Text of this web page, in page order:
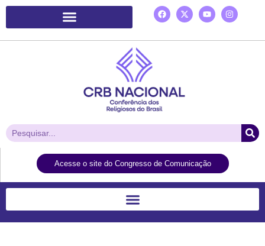
Acesse o site do Congresso de Comunicação